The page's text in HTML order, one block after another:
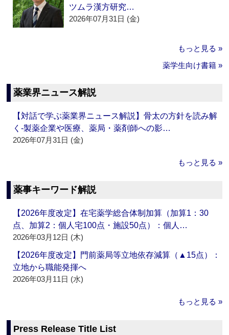
ツムラ漢方研究…
2026年07月31日 (金)
もっと見る »
薬学生向け書籍 »
薬業界ニュース解説
【対話で学ぶ薬業界ニュース解説】骨太の方針を読み解
く‐製薬企業や医療、薬局・薬剤師への影…
2026年07月31日 (金)
もっと見る »
薬事キーワード解説
【2026年度改定】在宅薬学総合体制加算（加算1：30
点、加算2：個人宅100点・施設50点）：個人…
2026年03月12日 (木)
【2026年度改定】門前薬局等立地依存減算（▲15点）：
立地から職能発揮へ
2026年03月11日 (水)
もっと見る »
Press Release Title List